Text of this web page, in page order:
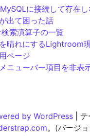
に接続して存在
出て困った話
索演算子の一覧
晴れにするLightroom
ページ
ニューバー項目を非表
by WordPress
。(バージョ